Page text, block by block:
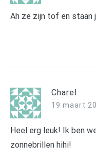
Ah ze zijn tof en staan
Charel
19 maart
Heel erg leuk! Ik ben
zonnebrillen hihi!